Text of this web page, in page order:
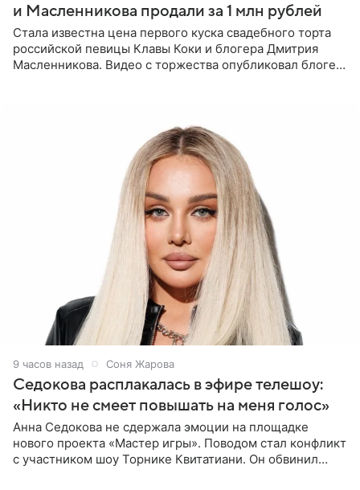
и Масленникова продали за 1 млн рублей
Стала известна цена первого куска свадебного торта
российской певицы Клавы Коки и блогера Дмитрия
Масленникова. Видео с торжества опубликовал блогер
9 часов назад Соня Жарова
Седокова расплакалась в эфире телешоу:
«Никто не смеет повышать на меня голос»
Анна Седокова не сдержала эмоции на площадке
нового проекта «Мастер игры». Поводом стал конфликт
с участником шоу Торнике Квитатиани. Он обвинил